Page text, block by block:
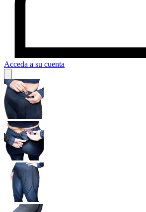
Acceda a su cuenta